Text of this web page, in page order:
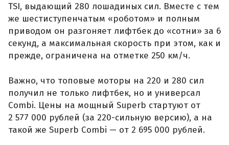
TSI, выдающий 280 лошадиных сил. Вместе с тем
же шестиступенчатым «роботом» и полным
приводом он разгоняет лифтбек до «сотни» за 6
секунд, а максимальная скорость при этом, как и
прежде, ограничена на отметке 250 км/ч.
Важно, что топовые моторы на 220 и 280 сил
получил не только лифтбек, но и универсал
Combi. Цены на мощный Superb стартуют от
2 577 000 рублей (за 220-сильную версию), а на
такой же Superb Combi — от 2 695 000 рублей.